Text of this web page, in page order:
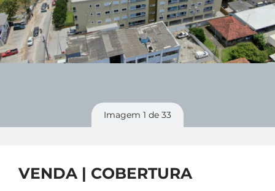
Imagem 1 de 33
VENDA | COBERTURA